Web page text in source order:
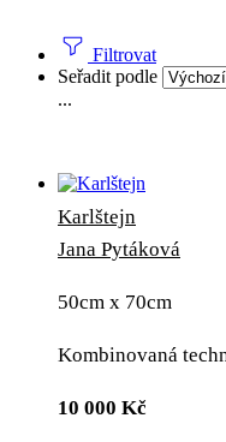
Filtrovat
Seřadit podle
...
Karlštejn
Jana Pytáková
50cm x 70cm
Kombinovaná
10 000 Kč